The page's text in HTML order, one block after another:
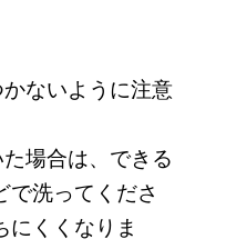
ないように注意
場合は、できる
で洗ってくださ
にくくなりま